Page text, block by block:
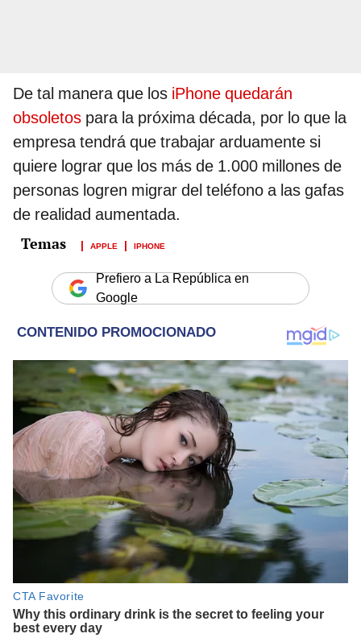
De tal manera que los iPhone quedarán
obsoletos para la próxima década, por lo que la
empresa tendrá que trabajar arduamente si
quiere lograr que los más de 1.000 millones de
personas logren migrar del teléfono a las gafas
de realidad aumentada.
APPLE IPHONE
Prefiero a La República en
Google